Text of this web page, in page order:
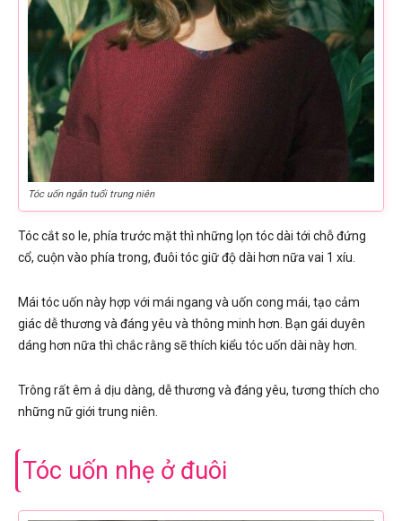
Tóc uốn ngắn tuổi trung niên
Tóc cắt so le, phía trước mặt thì những lọn tóc dài tới chỗ đứng
cổ, cuộn vào phía trong, đuôi tóc giữ độ dài hơn nữa vai 1 xíu.
Mái tóc uốn này hợp với mái ngang và uốn cong mái, tạo cảm
giác dễ thương và đáng yêu và thông minh hơn. Bạn gái duyên
dáng hơn nữa thì chắc rằng sẽ thích kiểu tóc uốn dài này hơn.
Trông rất êm ả dịu dàng, dễ thương và đáng yêu, tương thích cho
những nữ giới trung niên.
Tóc uốn nhẹ ở đuôi